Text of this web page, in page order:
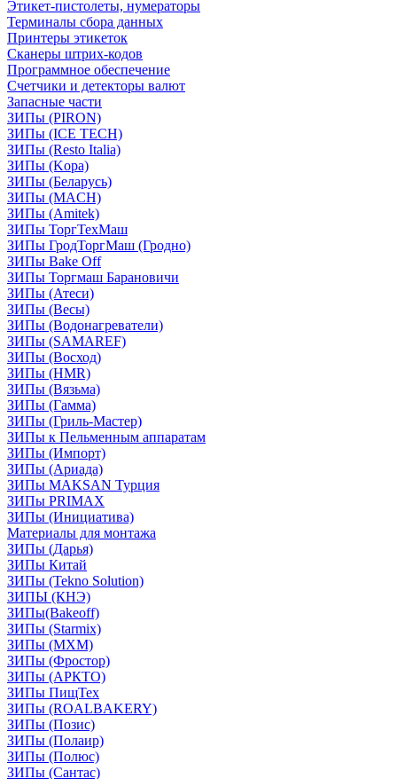
Этикет-пистолеты, нумераторы
Терминалы сбора данных
Принтеры этикеток
Сканеры штрих-кодов
Программное обеспечение
Счетчики и детекторы валют
Запасные части
ЗИПы (PIRON)
ЗИПы (ICE TECH)
ЗИПы (Resto Italia)
ЗИПы (Kopa)
ЗИПы (Беларусь)
ЗИПы (MACH)
ЗИПы (Amitek)
ЗИПы ТоргТехМаш
ЗИПы ГродТоргМаш (Гродно)
ЗИПы Bake Off
ЗИПы Торгмаш Барановичи
ЗИПы (Атеси)
ЗИПы (Весы)
ЗИПы (Водонагреватели)
ЗИПы (SAMAREF)
ЗИПы (Восход)
ЗИПы (HMR)
ЗИПы (Вязьма)
ЗИПы (Гамма)
ЗИПы (Гриль-Мастер)
ЗИПы к Пельменным аппаратам
ЗИПы (Импорт)
ЗИПы (Ариада)
ЗИПы MAKSAN Турция
ЗИПы PRIMAX
ЗИПы (Инициатива)
Материалы для монтажа
ЗИПы (Дарья)
ЗИПы Китай
ЗИПы (Tekno Solution)
ЗИПЫ (КНЭ)
ЗИПы(Bakeoff)
ЗИПы (Starmix)
ЗИПы (МХМ)
ЗИПы (Фростор)
ЗИПы (АРКТО)
ЗИПы ПищТех
ЗИПы (ROALBAKERY)
ЗИПы (Позис)
ЗИПы (Полаир)
ЗИПы (Полюс)
ЗИПы (Сантас)